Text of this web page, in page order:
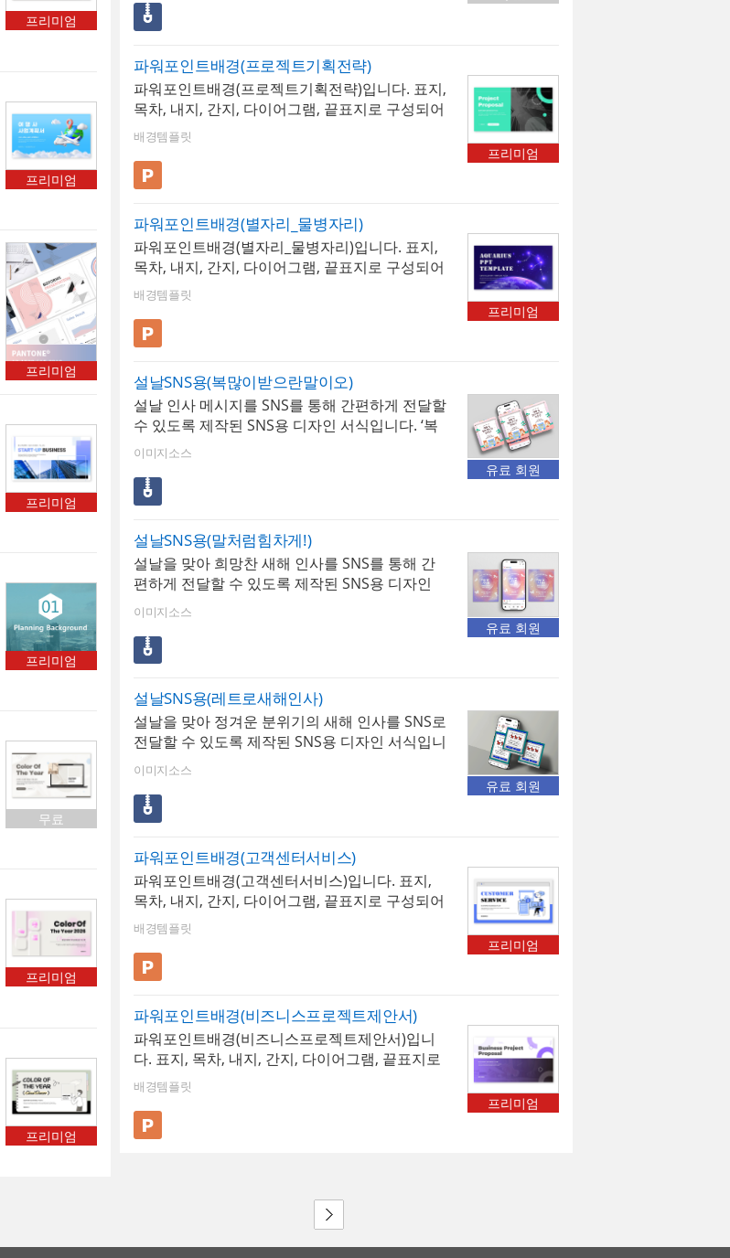
프리미엄
프리미엄
프리미엄
프리미엄
프리미엄
무료
프리미엄
프리미엄
인사를 효과적으로 전할 수 있습니다. 모바일 환
경에 최적화된 구성으로 다양한 SNS 채널에서 편
맞게 문구를 손쉽게 수정하여 사용할 수 있습니
다. 재미있고 친근한 디자인으로 새해 인사를 더
욱 특별하고 인상 깊게 전달해 보세요.
파워포인트배경(프로젝트기획전략)
파워포인트배경(프로젝트기획전략)입니다. 표지,
목차, 내지, 간지, 다이어그램, 끝표지로 구성되어
있습니다. 기업의 프로젝트 기획에 최적화된 템플
릿으로 제작되었습니다. 비즈니스용으로 다양한
목적에 활용이 가능합니다. * 해당 템플릿에 사용
된 폰트는 [Archivo Black] 입니다. 폰트가 없을
되지 않으므로 다운로드 및 변경하여 사용하시기
바랍니다. • ​파워포인트 > 배경템플릿 > 비즈니
스/금융• 배경템플릿 12 P
배경템플릿
프리미엄
파워포인트배경(별자리_물병자리)
파워포인트배경(별자리_물병자리)입니다. 표지,
목차, 내지, 간지, 다이어그램, 끝표지로 구성되어
있습니다. 물병자리의 상징성과 별자리 테마를 담
아낸 감각적인 디자인으로 다양한 비즈니스 용도
로 사용가능한 심플한 템플릿입니다. * 해당 템플
릿에 사용된 폰트는 [Stencil] 입니다. 폰트가 없을
되지 않으므로 다운로드 및 변경하여 사용하시기
바랍니다. • ​파워포인트 > 배경템플릿 > 시즌PPT•
배경템플릿 6P
배경템플릿
프리미엄
설날SNS용(복많이받으란말이오)
설날 인사 메시지를 SNS를 통해 간편하게 전달할
수 있도록 제작된 SNS용 디자인 서식입니다. ‘복
많이 받으란 말이오’라는 친근한 문구와 전통적인
설날 분위기의 일러스트를 활용하여 따뜻한 새해
인사를 효과적으로 전할 수 있습니다. 모바일 환
경에 최적화된 구성으로 다양한 SNS 채널에서 손
게 내용을 간편하게 수정하여 사용할 수 있습니
다. 정감 있는 디자인의 SNS 이미지를 통해 새해
인사를 더욱 밝고 인상 깊게 전달해 보세요
이미지소스
유료 회원
설날SNS용(말처럼힘차게!)
설날을 맞아 희망찬 새해 인사를 SNS를 통해 간
편하게 전달할 수 있도록 제작된 SNS용 디자인
서식입니다. ‘말처럼 힘차게!’라는 메시지를 중심
으로 새해의 활기찬 시작과 도약의 의미를 효과적
으로 표현할 수 있습니다. 모바일 환경에 최적화
된 구성으로 다양한 SNS 채널에서 편리하게 활용
손쉽게 수정하여 사용할 수 있습니다. 밝고 역동
적인 디자인으로 새해 인사를 더욱 힘차고 인상
깊게 전달해 보세요.
이미지소스
유료 회원
설날SNS용(레트로새해인사)
설날을 맞아 정겨운 분위기의 새해 인사를 SNS로
전달할 수 있도록 제작된 SNS용 디자인 서식입니
다. 레트로 감성의 창 형태와 전통적인 말 일러스
트를 활용하여 복고풍의 따뜻하고 친근한 새해 메
시지를 효과적으로 전할 수 있습니다. 모바일 환
경에 최적화된 구성으로 다양한 SNS 채널에서 편
맞게 문구를 손쉽게 수정하여 사용할 수 있습니
다. 개성 있는 레트로 스타일의 디자인으로 새해
인사를 더욱 특별하고 인상 깊게 전달해 보세요.
이미지소스
유료 회원
파워포인트배경(고객센터서비스)
파워포인트배경(고객센터서비스)입니다. 표지,
목차, 내지, 간지, 다이어그램, 끝표지로 구성되어
있습니다. 고객센터 서비스의 이미지가 떠오르는
일러스트를 활용하여 제작되었습니다. 비즈니스
용으로 다양한 목적에 활용이 가능합니다. * 해당
템플릿에 사용된 폰트는 [Bodoni] 입니다. 폰트가
제공되지 않으므로 다운로드 및 변경하여 사용하
시기 바랍니다. • ​파워포인트 > 배경템플릿 > 비즈
니스/금융• 배경템플릿 12 P
배경템플릿
프리미엄
파워포인트배경(비즈니스프로젝트제안서)
파워포인트배경(비즈니스프로젝트제안서)입니
다. 표지, 목차, 내지, 간지, 다이어그램, 끝표지로
구성되어 있습니다.비즈니스 프로젝트 제안서 이
미지를 기반으로 제작된 템플릿으로, 비즈니스 용
도로 다양하게 활용이 가능합니다. * 해당 템플릿
에 사용된 폰트는 [Montserrat Black] 입니다. 폰
용하시기 바랍니다. • ​파워포인트 > 배경템플릿 >
비즈니스/금융• 배경템플릿 12 P
배경템플릿
프리미엄